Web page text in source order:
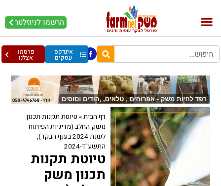
הרשמו לניוזלטר
אינדקס
עסקים
פרסמו
אצלנו
דף הבית» טיוטת תקנות תכנון
משק החלב (מדיניות הפיתוח
לשנת 2024 בענף הבקר),
התשע"ד-2024
טיוטת תקנות
תכנון משק